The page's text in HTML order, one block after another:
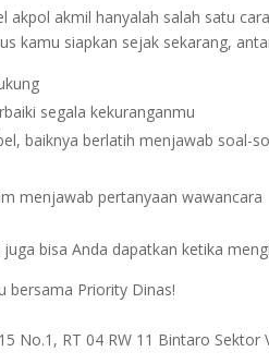
akpol akmil hanyalah salah satu
kamu siapkan sejak sekarang,
segala kekuranganmu
baiknya berlatih menjawab soal-
menjawab pertanyaan wawancara
bisa Anda dapatkan ketika
bersama Priority Dinas!
No.1, RT 04 RW 11 Bintaro